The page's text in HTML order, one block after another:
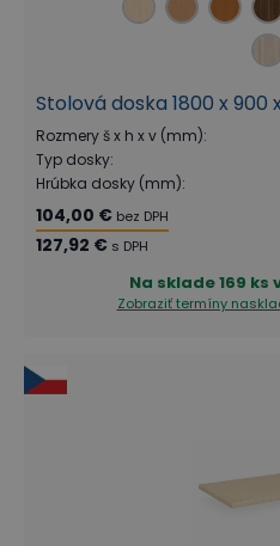
Stolová doska 1800 x 900
Rozmery š x h x v (mm):
Typ dosky:
Hrúbka dosky (mm):
104,00 € bez DPH
127,92 € s DPH
Na sklade169 ks
Zobraziť termíny